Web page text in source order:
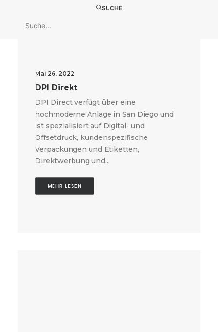
SUCHE
Mai 26, 2022
DPI Direkt
DPI Direct verfügt über eine
hochmoderne Anlage in San Diego und
ist spezialisiert auf Digital- und
Offsetdruck, kundenspezifische
Verpackungen und Etiketten,
Direktwerbung und...
MEHR LESEN